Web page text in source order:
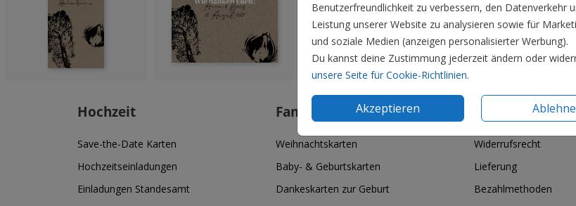
Benutzerfreundlichkeit zu verbessern, den Datenverkehr
Leistung unserer Website zu analysieren sowie für
und soziale Medien (anzeigen personalisierter Werbung).
Du kannst deine Zustimmung jederzeit ändern oder
unsere Seite für Cookie-Richtlinien.
Akzeptieren
Hochzeit
Save-the-Date Karten
Hochzeitseinladungen
Einladungen Standesamt
Familie & Feiertage
Weihnachtskarten
Baby- & Geburtskarten
Dankeskarten zur Geburt
Informationen
Widerrufsrecht
Lieferung
Bezahlmethoden